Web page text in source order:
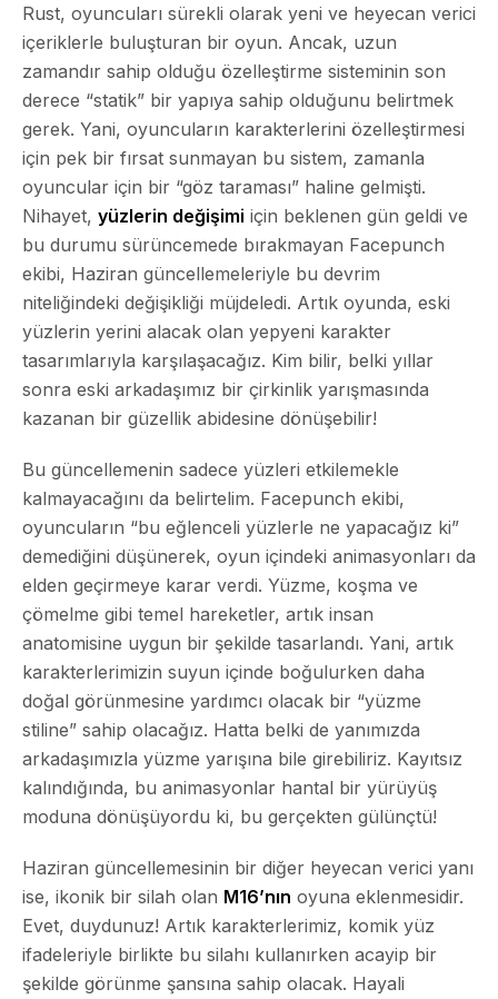
Rust, oyuncuları sürekli olarak yeni ve heyecan verici
içeriklerle buluşturan bir oyun. Ancak, uzun
zamandır sahip olduğu özelleştirme sisteminin son
derece “statik” bir yapıya sahip olduğunu belirtmek
gerek. Yani, oyuncuların karakterlerini özelleştirmesi
için pek bir fırsat sunmayan bu sistem, zamanla
oyuncular için bir “göz taraması” haline gelmişti.
Nihayet, yüzlerin değişimi için beklenen gün geldi ve
bu durumu sürüncemede bırakmayan Facepunch
ekibi, Haziran güncellemeleriyle bu devrim
niteliğindeki değişikliği müjdeledi. Artık oyunda, eski
yüzlerin yerini alacak olan yepyeni karakter
tasarımlarıyla karşılaşacağız. Kim bilir, belki yıllar
sonra eski arkadaşımız bir çirkinlik yarışmasında
kazanan bir güzellik abidesine dönüşebilir!
Bu güncellemenin sadece yüzleri etkilemekle
kalmayacağını da belirtelim. Facepunch ekibi,
oyuncuların “bu eğlenceli yüzlerle ne yapacağız ki”
demediğini düşünerek, oyun içindeki animasyonları da
elden geçirmeye karar verdi. Yüzme, koşma ve
çömelme gibi temel hareketler, artık insan
anatomisine uygun bir şekilde tasarlandı. Yani, artık
karakterlerimizin suyun içinde boğulurken daha
doğal görünmesine yardımcı olacak bir “yüzme
stiline” sahip olacağız. Hatta belki de yanımızda
arkadaşımızla yüzme yarışına bile girebiliriz. Kayıtsız
kalındığında, bu animasyonlar hantal bir yürüyüş
moduna dönüşüyordu ki, bu gerçekten gülünçtü!
Haziran güncellemesinin bir diğer heyecan verici yanı
ise, ikonik bir silah olan M16’nın oyuna eklenmesidir.
Evet, duydunuz! Artık karakterlerimiz, komik yüz
ifadeleriyle birlikte bu silahı kullanırken acayip bir
şekilde görünme şansına sahip olacak. Hayali